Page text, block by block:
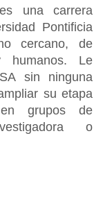
una carrera
Pontificia
cercano, de
Le
sin ninguna
su etapa
en grupos de
o